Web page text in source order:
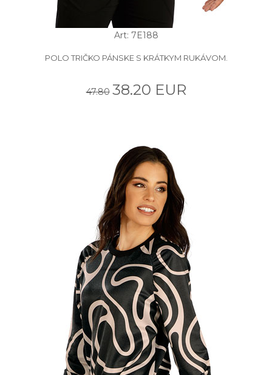
Art: 7E188
POLO TRIČKO PÁNSKE S KRÁTKYM RUKÁVOM.
47.80 38.20 EUR